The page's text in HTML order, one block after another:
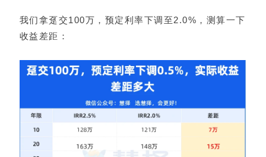
我们拿趸交100万，预定利率下调至2.0%，测算一下
收益差距：